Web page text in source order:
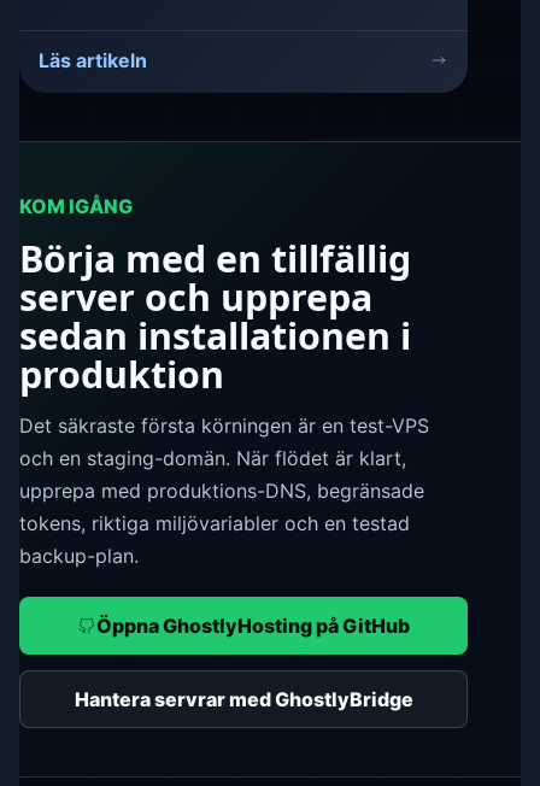
Läs artikeln
KOM IGÅNG
Börja med en tillfällig
server och upprepa
sedan installationen i
produktion
Det säkraste första körningen är en test-VPS
och en staging-domän. När flödet är klart,
upprepa med produktions-DNS, begränsade
tokens, riktiga miljövariabler och en testad
backup-plan.
Öppna GhostlyHosting på GitHub
Hantera servrar med GhostlyBridge